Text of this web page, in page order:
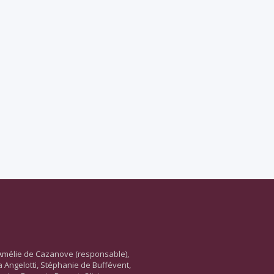
de Cazanove (responsable),
Angelotti, Stéphanie de Buffévent,